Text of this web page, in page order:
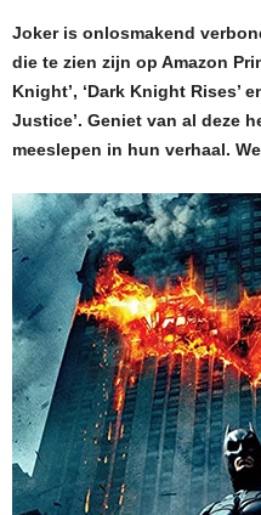
Joker is onlosmakend
die te zien zijn op Amazon
Knight’, ‘Dark Knight Rises’
Justice’. Geniet van al deze
meeslepen in hun verhaal.